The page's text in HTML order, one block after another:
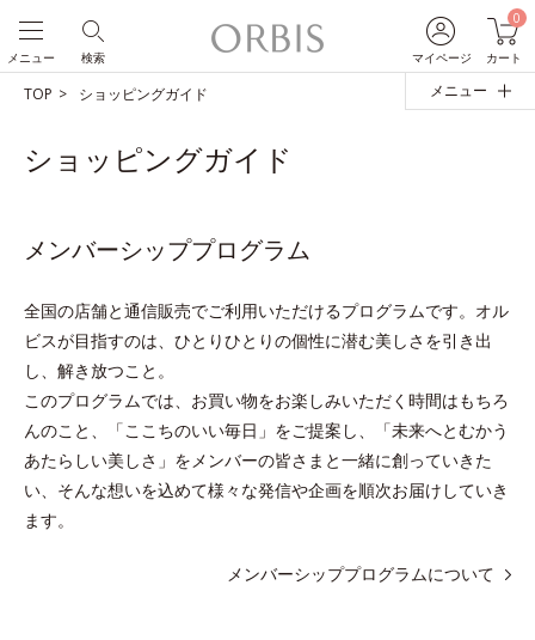
マイページ
0
カート
検索
メニュー
メニュー
TOP ショッピングガイド
ショッピングガイド
メンバーシッププログラム
全国の店舗と通信販売でご利用いただけるプログラムです。オル
ビスが目指すのは、ひとりひとりの個性に潜む美しさを引き出
し、解き放つこと。
このプログラムでは、お買い物をお楽しみいただく時間はもちろ
んのこと、「ここちのいい毎日」をご提案し、「未来へとむかう
あたらしい美しさ」をメンバーの皆さまと一緒に創っていきた
い、そんな想いを込めて様々な発信や企画を順次お届けしていき
ます。
メンバーシッププログラムについて